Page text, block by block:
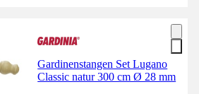
Gardinenstangen Set Lugano
Classic natur 300 cm Ø 28 mm